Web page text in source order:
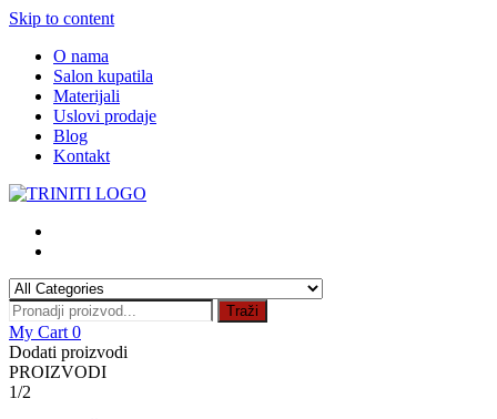
Skip to content
O nama
Salon kupatila
Materijali
Uslovi prodaje
Blog
Kontakt
Traži
My Cart 0
Dodati proizvodi
PROIZVODI
1/2